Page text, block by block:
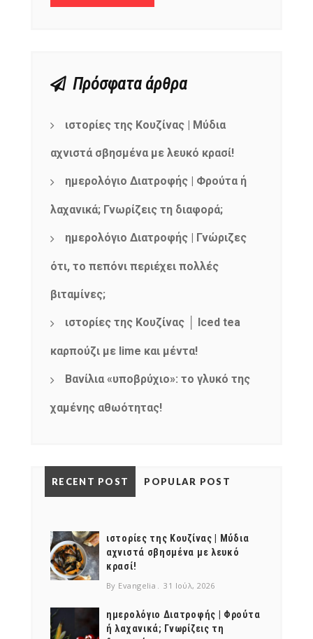
Πρόσφατα άρθρα
ιστορίες της Κουζίνας | Μύδια
αχνιστά σβησμένα με λευκό κρασί!
ημερολόγιο Διατροφής | Φρούτα ή
λαχανικά; Γνωρίζεις τη διαφορά;
ημερολόγιο Διατροφής | Γνώριζες
ότι, το πεπόνι περιέχει πολλές
βιταμίνες;
ιστορίες της Κουζίνας │ Iced tea
καρπούζι με lime και μέντα!
Βανίλια «υποβρύχιο»: το γλυκό της
χαμένης αθωότητας!
RECENT POST POPULAR POST
ιστορίες της Κουζίνας | Μύδια
αχνιστά σβησμένα με λευκό
κρασί!
By Evangelia 31 Ιούλ, 2026
ημερολόγιο Διατροφής | Φρούτα
ή λαχανικά; Γνωρίζεις τη